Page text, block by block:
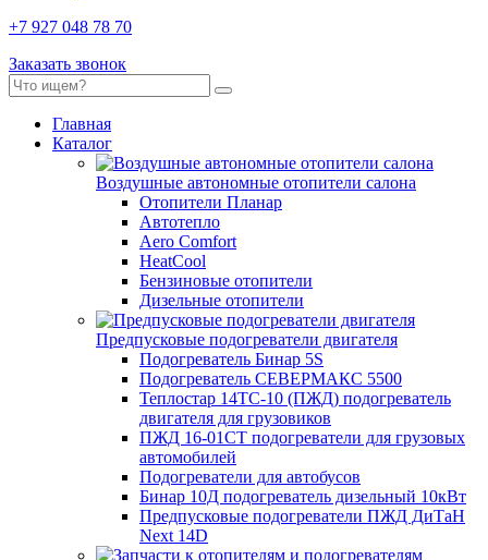
+7 927 048 78 70
Заказать звонок
Главная
Каталог
Воздушные автономные отопители салона
Отопители Планар
Автотепло
Aero Comfort
HeatCool
Бензиновые отопители
Дизельные отопители
Предпусковые подогреватели двигателя
Подогреватель Бинар 5S
Подогреватель СЕВЕРМАКС 5500
Теплостар 14ТС-10 (ПЖД) подогреватель
двигателя для грузовиков
ПЖД 16-01СТ подогреватели для грузовых
автомобилей
Подогреватели для автобусов
Бинар 10Д подогреватель дизельный 10кВт
Предпусковые подогреватели ПЖД ДиТаН
Next 14D